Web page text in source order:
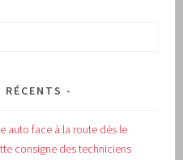
auto face à la route dès le
consigne des techniciens